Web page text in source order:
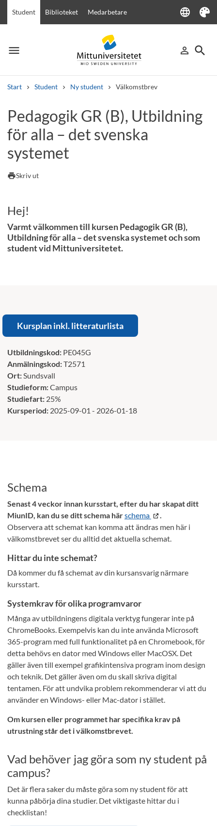
Student Biblioteket Medarbetare language
Language
Tema
menu
Meny person_outline
Logga in
search
Sök
Start Student Ny student Välkomstbrev
Andra söktjänster
Kurser och programKursplanerVälkomstbrev
Lediga jobb
Pedagogik GR (B), Utbildning
för alla – det svenska
systemet
printSkriv ut
Hej!
Varmt välkommen till kursen Pedagogik GR (B),
Utbildning för alla – det svenska systemet och som
student vid Mittuniversitetet.
Kursplan inkl. litteraturlista
Utbildningskod: PE045G
Anmälningskod:T2571
Ort:Sundsvall
Studieform:Campus
Studiefart: 25%
Kursperiod: 2025-09-01 - 2026-01-18
Schema
Senast 4 veckor innan kursstart, efter du har skapat ditt
MiunID, kan du se ditt schema härschema
.
Observera att schemat kan komma att ändras men här i
välkomstbrevet ser du alltid det aktuella schemat.
Hittar du inte schemat?
Då kommer du få schemat av din kursansvarig närmare
kursstart.
Systemkrav för olika programvaror
Många av utbildningens digitala verktyg fungerar inte på
ChromeBooks. Exempelvis kan du inte använda Microsoft
365-program med full funktionalitet på en Chromebook, för
detta behövs en dator med Windows eller MacOSX. Det
gäller även till exempel grafikintensiva program inom design
och teknik. Det gäller även om du skall skriva digital
tentamen. För att undvika problem rekommenderar vi att du
använder en Windows- eller Mac-dator i stället.
Om kursen eller programmet har specifika krav på
utrustning står det i välkomstbrevet.
Vad behöver jag göra som ny student på
campus?
Det är flera saker du måste göra som ny student för att
kunna påbörja dina studier. Det viktigaste hittar du i
checklistan!